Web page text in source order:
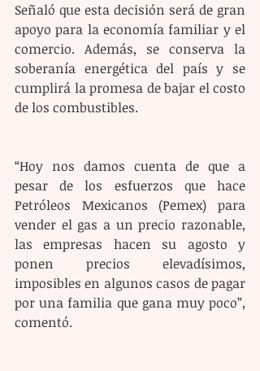
Señaló que esta decisión será de gran
apoyo para la economía familiar y el
comercio. Además, se conserva la
soberanía energética del país y se
cumplirá la promesa de bajar el costo
de los combustibles.
“Hoy nos damos cuenta de que a
pesar de los esfuerzos que hace
Petróleos Mexicanos (Pemex) para
vender el gas a un precio razonable,
las empresas hacen su agosto y
ponen precios elevadísimos,
imposibles en algunos casos de pagar
por una familia que gana muy poco”,
comentó.